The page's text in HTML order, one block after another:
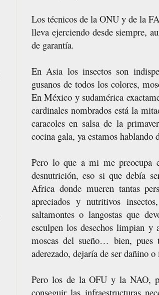
Los técnicos de la ONU y de la
lleva ejerciendo desde siempre,
de garantía.
En Asia los insectos son
gusanos de todos los colores,
En México y sudamérica
cardinales nombrados está la
caracoles en salsa de la
cocina gala, ya estamos
Pero lo que a mi me preocupa
desnutrición, eso si que debía
Africa donde mueren tantas
apreciados y nutritivos
saltamontes o langostas que
esculpen los desechos limpian y
moscas del sueño… bien, pues
aderezado, dejaría de ser dañino
Pero los de la OFU y la NAO,
conseguir las infraestructuras